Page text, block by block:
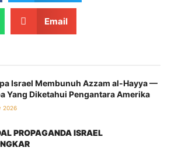
Email
Israel Membunuh Azzam al-Hayya —
Yang Diketahui Pengantara Amerika
2026
PROPAGANDA ISRAEL